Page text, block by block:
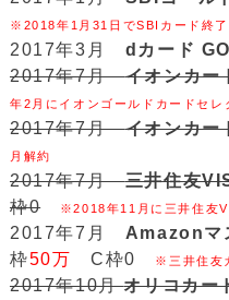
※2018年1月31日でSBIカード終了
2017年3月 dカード
2017年7月イオンカー
年2月にイオンゴールドカードセレ
2017年7月イオンカー
月解約
2017年7月三井住友
枠0
※2018年11月に三井住友
2017年7月 Amazonマ
枠50万 C枠0 ※三井住友
2017年10月オリコカ